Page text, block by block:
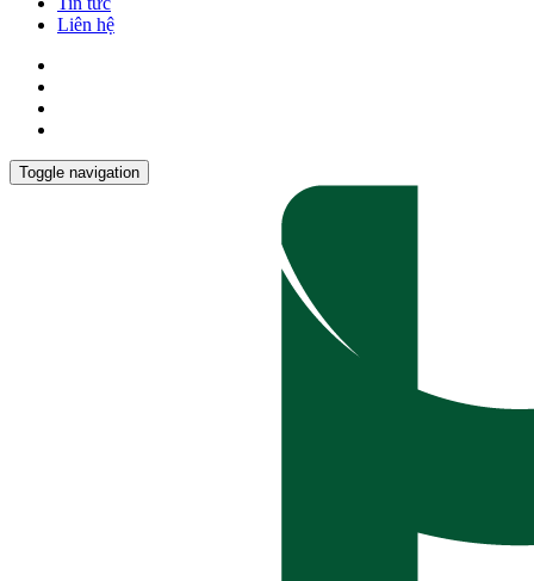
Liên hệ
Toggle navigation